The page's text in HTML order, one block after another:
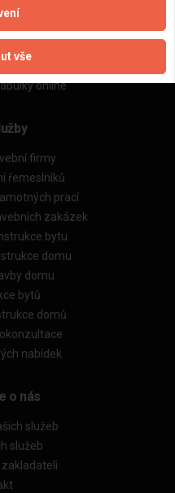
souborů cookie
online
firmy
řemeslníků
prací
zakázek
bytu
domu
domu
bytů
domů
nabídek
o nás
služeb
služeb
zakladateli
vše